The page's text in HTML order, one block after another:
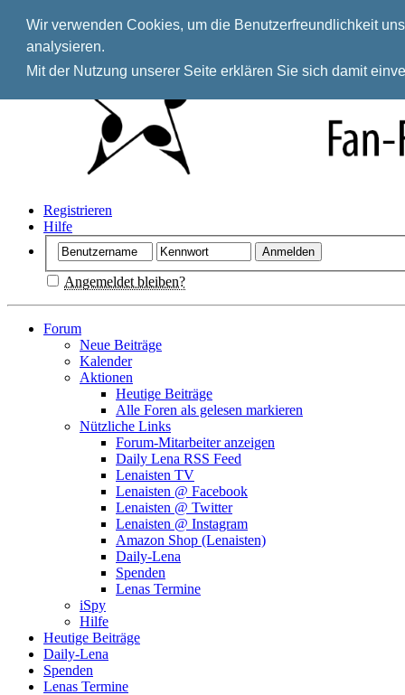
Wir verwenden Cookies, um die Benutzerfreundlichkeit
analysieren.
Mit der Nutzung unserer Seite erklären Sie sich damit
Registrieren
Hilfe
Angemeldet bleiben?
Forum
Neue Beiträge
Kalender
Aktionen
Heutige Beiträge
Alle Foren als gelesen markieren
Nützliche Links
Forum-Mitarbeiter anzeigen
Daily Lena RSS Feed
Lenaisten TV
Lenaisten @ Facebook
Lenaisten @ Twitter
Lenaisten @ Instagram
Amazon Shop (Lenaisten)
Daily-Lena
Spenden
Lenas Termine
iSpy
Hilfe
Heutige Beiträge
Daily-Lena
Spenden
Lenas Termine